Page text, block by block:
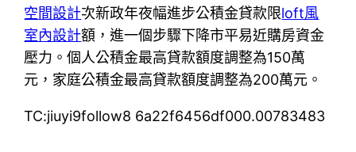
空間設計次新政年夜幅進步公積金貸款限loft風
室內設計額，進一個步驟下降市平易近購房資金
壓力。個人公積金最高貸款額度調整為150萬
元，家庭公積金最高貸款額度調整為200萬元。
TC:jiuyi9follow8 6a22f6456df000.00783483